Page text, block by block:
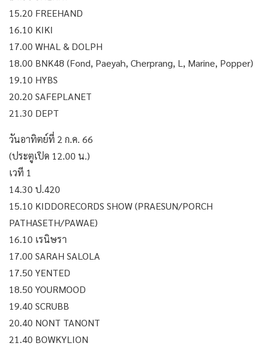
15.20 FREEHAND
16.10 KIKI
17.00 WHAL & DOLPH
18.00 BNK48 (Fond, Paeyah, Cherprang, L, Marine, Popper)
19.10 HYBS
20.20 SAFEPLANET
21.30 DEPT
วันอาทิตย์ที่ 2 ก.ค. 66
(ประตูเปิด 12.00 น.)
เวที 1
14.30 ป.420
15.10 KIDDORECORDS SHOW (PRAESUN/PORCH
PATHASETH/PAWAE)
16.10 เรนิษรา
17.00 SARAH SALOLA
17.50 YENTED
18.50 YOURMOOD
19.40 SCRUBB
20.40 NONT TANONT
21.40 BOWKYLION